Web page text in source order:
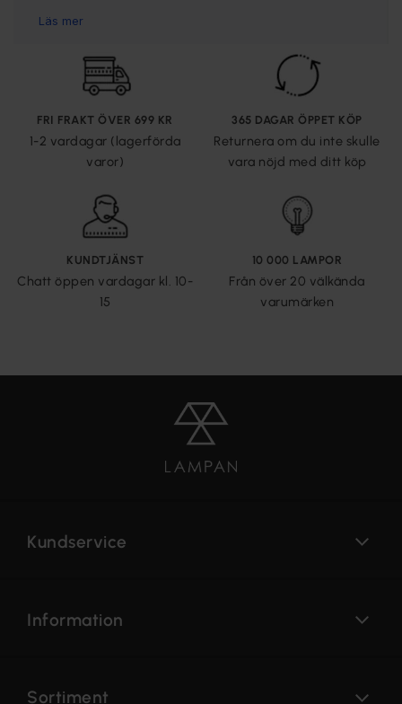
FRI FRAKT ÖVER 699 KR
1-2 vardagar (lagerförda
varor)
365 DAGAR ÖPPET KÖP
Returnera om du inte skulle
vara nöjd med ditt köp
KUNDTJÄNST
Chatt öppen vardagar kl. 10-
15
10 000 LAMPOR
Från över 20 välkända
varumärken
Kundservice
Information
Sortiment